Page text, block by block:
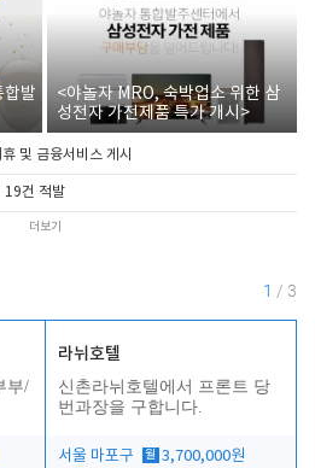
합발
<야놀자 MRO, 숙박업소 위한 삼
성전자 가전제품 특가 개시>
및 금융서비스 게시
19건 적발
더보기
1 / 3
부/
라뉘호텔
신촌라뉘호텔에서 프론트 당
번과장을 구합니다.
서울 마포구 월 3,700,000원